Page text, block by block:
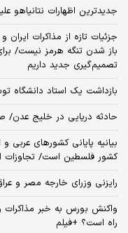
جدیدترین اظهارات نتانیاهو
جزئیات تازه از مذاکرات
باز شدن تنگه هرمز نیست/
تصمیم‌گیری جدید داریم
بازداشت یک استاد دانشگاه
حادثه دریایی در خلیج
بیانیه پایانی کشورهای
کشور فلسطین است/ تجاوزات
رایزنی وزرای خارجه مصر و
واکنش بورس به خبر مذاکرات
راه است؟ +فیلم